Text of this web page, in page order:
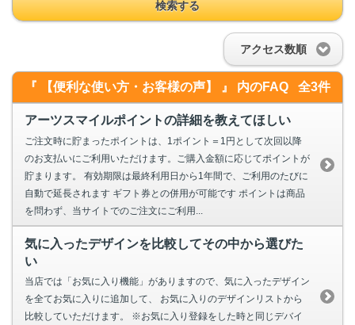
検索する
アクセス数順
『 【便利な使い方・お客様の声】 』 内のFAQ 全3件
アーツスマイルポイントの詳細を教えてほしい
ご注文時に貯まったポイントは、1ポイント＝1円として次回以降
のお支払いにご利用いただけます。ご購入金額に応じてポイントが
貯まります。 有効期限は最終利用日から1年間で、ご利用のたびに
自動で延長されます ギフト券との併用が可能です ポイントは商品
を問わず、当サイトでのご注文にご利用...
気に入ったデザインを比較してその中から選びた
い
当店では「お気に入り機能」がありますので、気に入ったデザイン
を全てお気に入りに追加して、 お気に入りのデザインリストから
比較していただけます。 ※お気に入り登録をした時と同じデバイ